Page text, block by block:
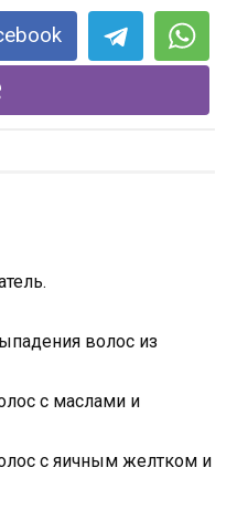
волос из
с маслами и
с яичным желтком и